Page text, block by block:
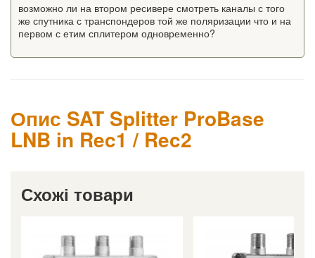
возможно ли на втором ресивере смотреть каналы с того
же спутника с транспондеров той же поляризации что и на
первом с етим сплитером одновременно?
Опис SAT Splitter ProBase
LNB in Rec1 / Rec2
Схожі товари